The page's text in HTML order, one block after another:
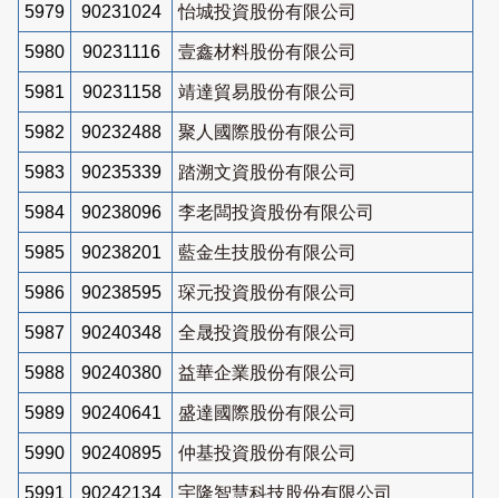
5979 90231024 怡城投資股份有限公司
5980 90231116 壹鑫材料股份有限公司
5981 90231158 靖達貿易股份有限公司
5982 90232488 聚人國際股份有限公司
5983 90235339 踏溯文資股份有限公司
5984 90238096 李老闆投資股份有限公司
5985 90238201 藍金生技股份有限公司
5986 90238595 琛元投資股份有限公司
5987 90240348 全晟投資股份有限公司
5988 90240380 益華企業股份有限公司
5989 90240641 盛達國際股份有限公司
5990 90240895 仲基投資股份有限公司
5991 90242134 宇隆智慧科技股份有限公司